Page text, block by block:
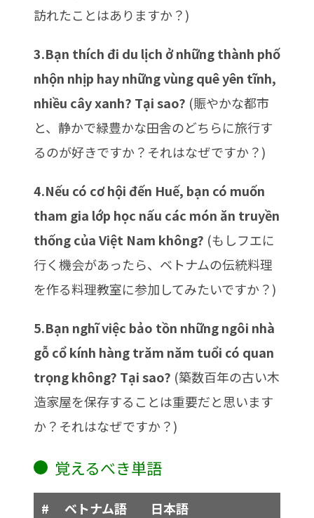
訪れたことはありますか？)
3.Bạn thích đi du lịch ở những thành phố
nhộn nhịp hay những vùng quê yên tĩnh,
nhiều cây xanh? Tại sao? (賑やかな都市
と、静かで緑豊かな田舎のどちらに旅行す
るのが好きですか？それはなぜですか？)
4.Nếu có cơ hội đến Huế, bạn có muốn
tham gia lớp học nấu các món ăn truyền
thống của Việt Nam không? (もしフエに
行く機会があったら、ベトナムの伝統料理
を作る料理教室に参加してみたいですか？)
5.Bạn nghĩ việc bảo tồn những ngôi nhà
gỗ cổ kính hàng trăm năm tuổi có quan
trọng không? Tại sao? (築数百年の古い木
造家屋を保存することは重要だと思います
か？それはなぜですか？)
覚えるべき単語
# ベトナム語
日本語